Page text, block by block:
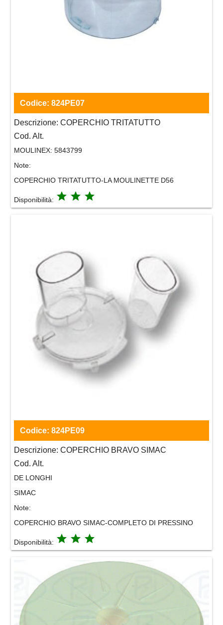
Codice: 824PE07
Descrizione: COPERCHIO TRITATUTTO
Cod. Alt.
MOULINEX: 5843799
Note:
COPERCHIO TRITATUTTO-LA MOULINETTE D56
Disponibilità: grade grade grade
Codice: 824PE09
Descrizione: COPERCHIO BRAVO SIMAC
Cod. Alt.
DE LONGHI
SIMAC
Note:
COPERCHIO BRAVO SIMAC-COMPLETO DI PRESSINO
Disponibilità: grade grade grade